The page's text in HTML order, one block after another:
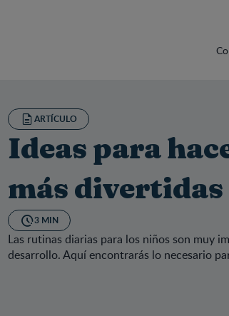
ARTÍCULO
Ideas para
más
3 MIN
Las rutinas diarias para los niños son muy
desarrollo. Aquí encontrarás lo necesario